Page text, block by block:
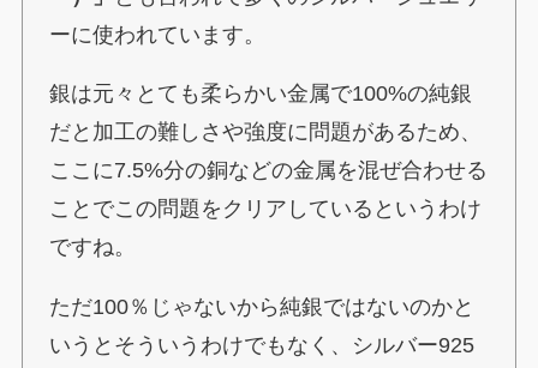
ーに使われています。
銀は元々とても柔らかい金属で100%の純銀
だと加工の難しさや強度に問題があるため、
ここに7.5%分の銅などの金属を混ぜ合わせる
ことでこの問題をクリアしているというわけ
ですね。
ただ100％じゃないから純銀ではないのかと
いうとそういうわけでもなく、シルバー925